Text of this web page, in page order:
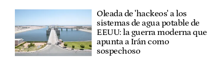
Oleada de 'hackeos' a los
sistemas de agua potable de
EEUU: la guerra moderna que
apunta a Irán como
sospechoso